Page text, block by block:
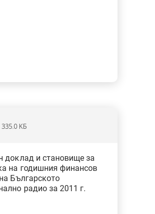
335.0 KБ
доклад и становище за
на годишния финансов
Българското
радио за 2011 г.